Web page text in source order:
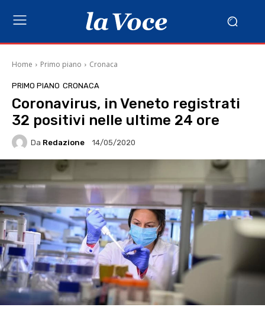
Home Primo piano Cronaca
PRIMO PIANO CRONACA
Coronavirus, in Veneto registrati
32 positivi nelle ultime 24 ore
Da Redazione 14/05/2020